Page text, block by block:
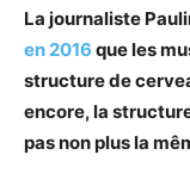
La journaliste
en 2016 que les
structure de
encore, la
pas non plus la